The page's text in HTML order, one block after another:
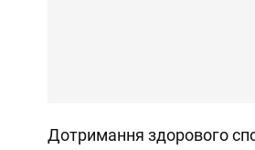
Дотримання здорового